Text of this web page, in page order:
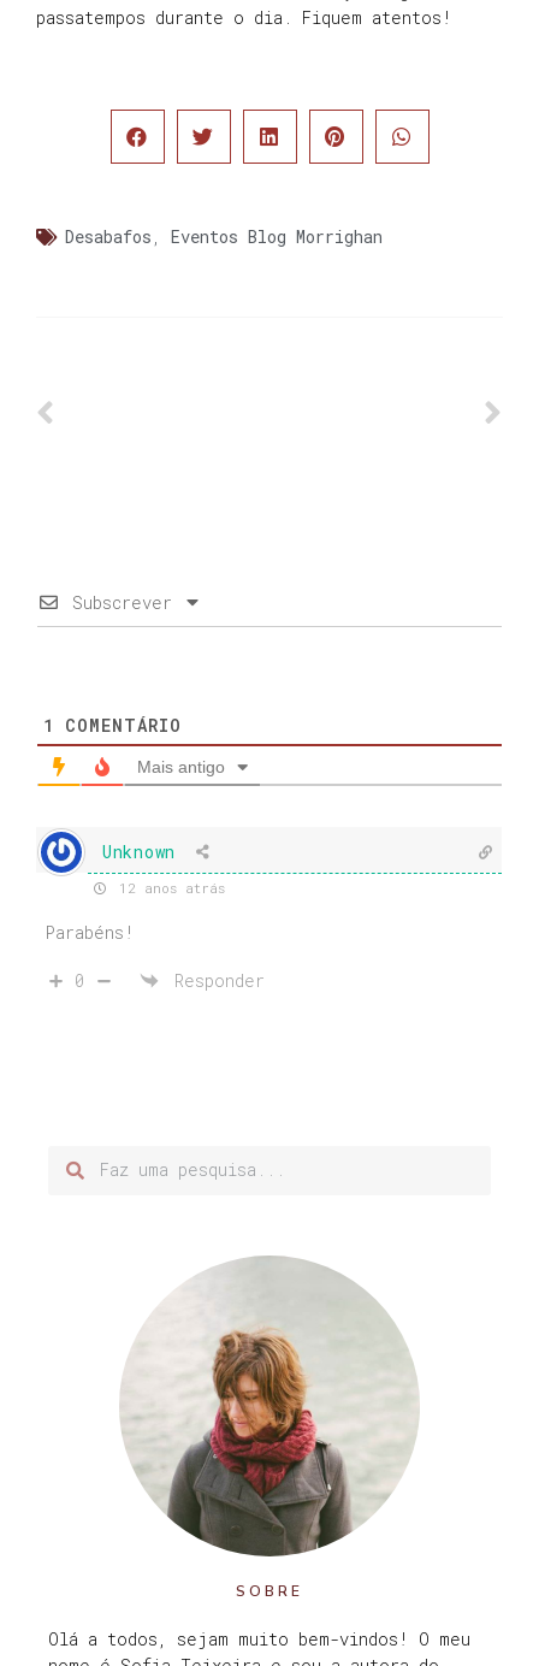
passatempos durante o dia. Fiquem atentos!
Desabafos , Eventos Blog Morrighan
Subscrever
1 COMENTÁRIO
Mais antigo
Unknown
12 anos atrás
Parabéns!
0 Responder
SOBRE
Olá a todos, sejam muito bem-vindos! O meu